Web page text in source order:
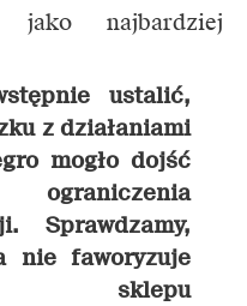
jako najbardziej
ustalić,
z działaniami
mogło dojść
Sprawdzamy,
nie faworyzuje
sklepu